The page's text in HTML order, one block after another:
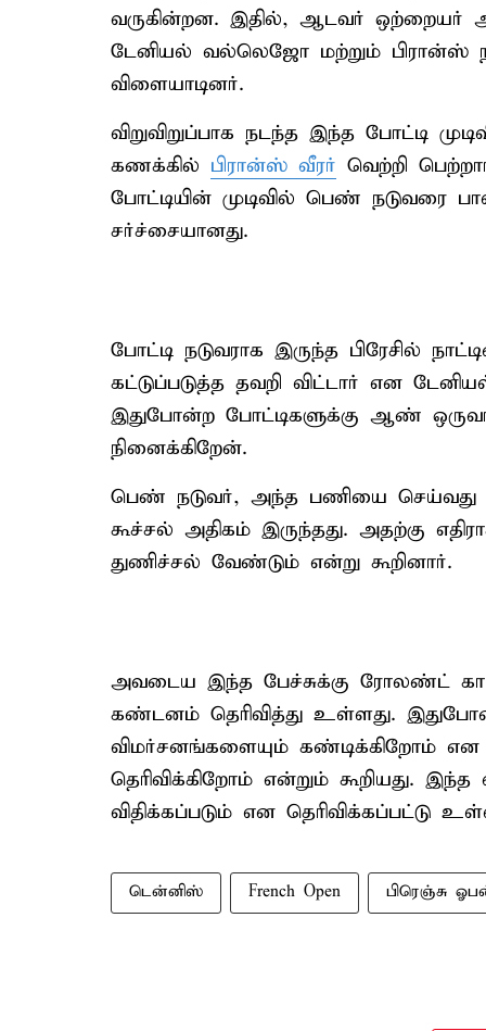
வருகின்றன. இதில், ஆடவர் ஒற்றையர்
டேனியல் வல்லெஜோ மற்றும் பிரான்ஸ்
விளையாடினர்.
விறுவிறுப்பாக நடந்த இந்த போட்டி
கணக்கில் பிரான்ஸ் வீரர் வெற்றி
போட்டியின் முடிவில் பெண் நடுவரை
சர்ச்சையானது.
போட்டி நடுவராக இருந்த பிரேசில்
கட்டுப்படுத்த தவறி விட்டார் என
இதுபோன்ற போட்டிகளுக்கு ஆண்
நினைக்கிறேன்.
பெண் நடுவர், அந்த பணியை செய்வது
கூச்சல் அதிகம் இருந்தது. அதற்கு
துணிச்சல் வேண்டும் என்று கூறினார்.
அவடைய இந்த பேச்சுக்கு ரோலண்ட்
கண்டனம் தெரிவித்து உள்ளது.
விமர்சனங்களையும் கண்டிக்கிறோம் என
தெரிவிக்கிறோம் என்றும் கூறியது.
விதிக்கப்படும் என தெரிவிக்கப்பட்டு
டென்னிஸ் French Open பிரெஞ்சு